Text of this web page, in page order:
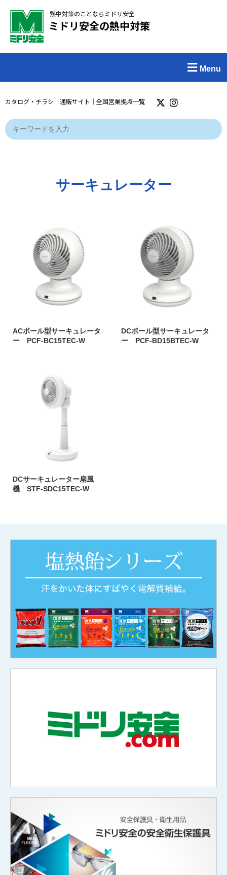
熱中対策のことならミドリ安全
ミドリ安全の熱中対策
Menu
カタログ・チラシ ｜ 通販サイト ｜ 全国営業拠点一覧
サーキュレーター
ACボール型サーキュレータ
ー PCF-BC15TEC-W
DCボール型サーキュレータ
ー PCF-BD15BTEC-W
DCサーキュレーター扇風
機 STF-SDC15TEC-W